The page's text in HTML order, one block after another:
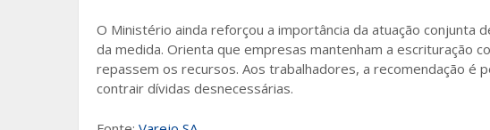
O Ministério ainda reforçou a importância da atuação conjunta
da medida. Orienta que empresas mantenham a escrituração
repassem os recursos. Aos trabalhadores, a recomendação é
contrair dívidas desnecessárias.